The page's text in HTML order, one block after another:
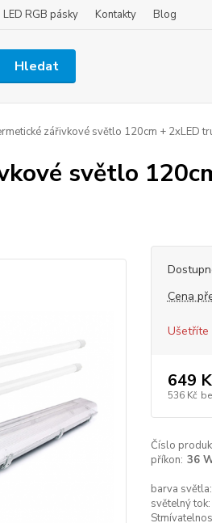
LED RGB pásky Kontakty Blog
Hledat
zářivkové světlo 120cm + 2xLED
světlo
Cena
Ušetříte
649
536 Kč
Číslo
příkon: 36
barva světla:
světelný tok: